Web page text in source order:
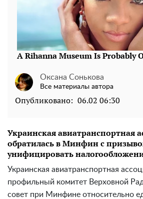
Оксана Сонькова
Все материалы автора
Опубликовано: 06.02 06:30
Украинская авиатранспортная
обратилась в Минфин с
унифицировать
Украинская авиатранспортная
профильный комитет Верховной
совет при Минфине относительно